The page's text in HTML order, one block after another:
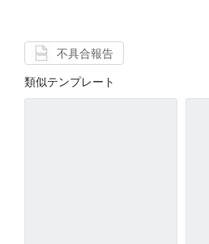
不具合報告
類似テンプレート